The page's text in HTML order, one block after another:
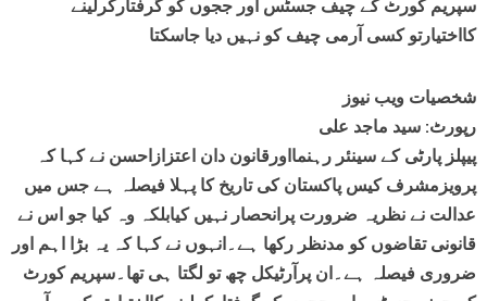
سپریم کورٹ کے چیف جسٹس اور ججوں کو گرفتارکرلینے
کااختیارتو کسی آرمی چیف کو نہیں دیا جاسکتا
شخصیات ویب نیوز
رپورٹ: سید ماجد علی
پیپلز پارٹی کے سینئر رہنمااورقانون دان اعتزازاحسن نے کہا کہ
پرویزمشرف کیس پاکستان کی تاریخ کا پہلا فیصلہ ہے جس میں
عدالت نے نظریہ ضرورت پرانحصار نہیں کیابلکہ وہ کیا جو اس نے
قانونی تقاضوں کو مدنظر رکھا ہے۔انہوں نے کہا کہ یہ بڑا اہم اور
ضروری فیصلہ ہے۔ان پرآرٹیکل چھ تو لگتا ہی تھا۔سپریم کورٹ